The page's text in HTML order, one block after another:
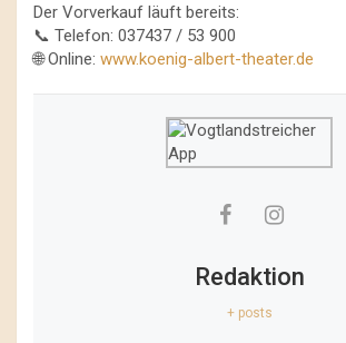
Der Vorverkauf läuft bereits:
📞 Telefon: 037437 / 53 900
🌐 Online: www.koenig-albert-theater.de
Redaktion
+ posts